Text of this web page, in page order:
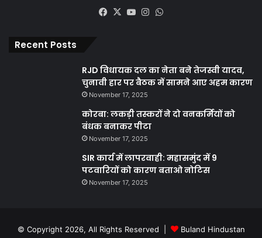
Facebook
X YouTubeInstagram
Recent Posts
RJD विधायक दल का नेता बने तेजस्वी यादव,
चुनावी हार पर बैठक में सामने आए अहम कारण
November 17, 2025
कोरबा: लकड़ी तस्करों ने दो वनकर्मियों को
बंधक बनाकर पीटा
November 17, 2025
SIR कार्य में लापरवाही: महासमुंद में 9
पटवारियों को कारण बताओ नोटिस
November 17, 2025
© Copyright 2026, All Rights Reserved | Buland Hindustan